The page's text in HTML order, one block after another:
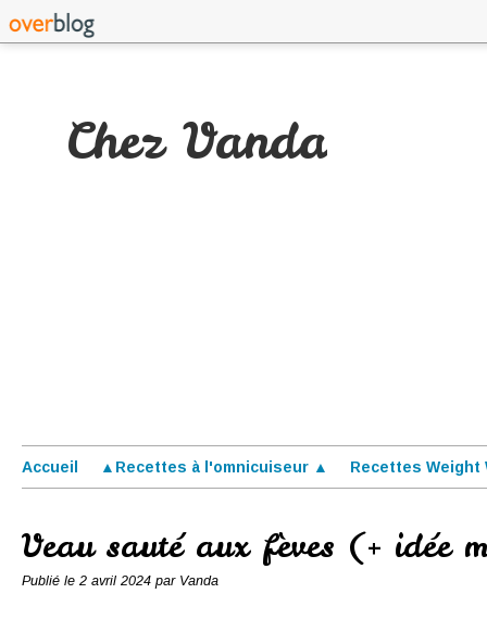
Chez Vanda
Accueil ▲Recettes à l'omnicuiseur ▲ Recettes Weight
Veau sauté aux fèves (+ idée
Publié le 2 avril 2024 par Vanda